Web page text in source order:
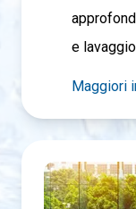
e
Maggiori